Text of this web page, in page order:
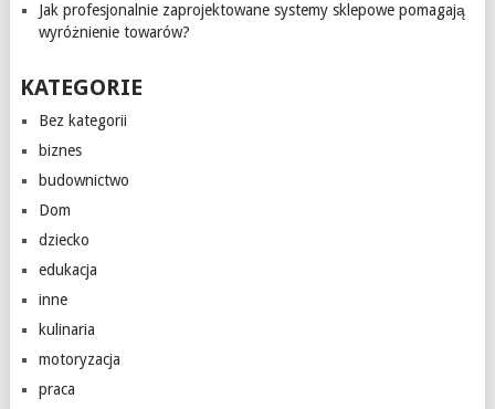
Jak profesjonalnie zaprojektowane systemy sklepowe pomagają
wyróżnienie towarów?
KATEGORIE
Bez kategorii
biznes
budownictwo
Dom
dziecko
edukacja
inne
kulinaria
motoryzacja
praca